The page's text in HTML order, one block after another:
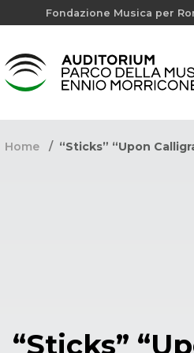
Fondazione Musica per
Home “Sticks” “Upon
“Sticks”